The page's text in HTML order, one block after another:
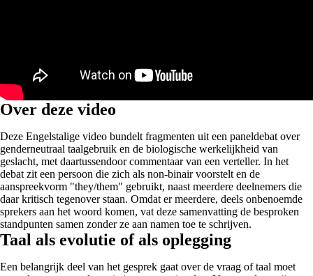
Over deze video
Deze Engelstalige video bundelt fragmenten uit een paneldebat over
genderneutraal taalgebruik en de biologische werkelijkheid van
geslacht, met daartussendoor commentaar van een verteller. In het
debat zit een persoon die zich als non-binair voorstelt en de
aanspreekvorm "they/them" gebruikt, naast meerdere deelnemers die
daar kritisch tegenover staan. Omdat er meerdere, deels onbenoemde
sprekers aan het woord komen, vat deze samenvatting de besproken
standpunten samen zonder ze aan namen toe te schrijven.
Taal als evolutie of als oplegging
Een belangrijk deel van het gesprek gaat over de vraag of taal moet